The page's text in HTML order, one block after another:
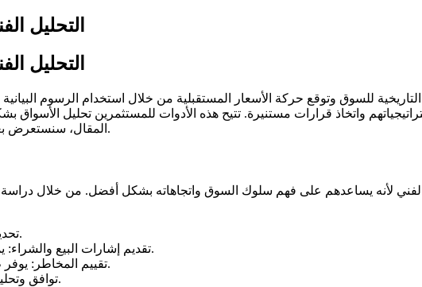
التحليل
التحليل
للسوق وتوقع حركة الأسعار المستقبلية من خلال استخدام الرسوم
واتخاذ قرارات مستنيرة. تتيح هذه الأدوات للمستثمرين تحليل الأسواق
المقال، سنستعرض بعض الأدوات المتاحة على وان اكس بت وكيفية استخدامها في التحليل الفني.
لأنه يساعدهم على فهم سلوك السوق واتجاهاته بشكل أفضل. من خلال دراسة
تحديد الاتجاهات: يساعد في تحديد اتجاه السوق سواء كان صعودًا أو هبوطًا.
تقديم إشارات البيع والشراء: يمكن للمتداولين استخدام الأدوات الفنية لتحليل نقاط الدخول والخروج.
تقييم المخاطر: يوفر طرقًا لتقدير المخاطر المحتملة عبر تحليل مستويات الدعم والمقاومة.
توافق وتحليل مع عدة أسواق: يمكن تطبيق التحليل الفني على جميع أنواع الأصول.